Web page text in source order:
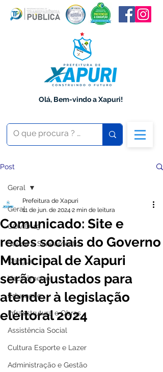
Olá, Bem-vindo a Xapuri!
Post
Geral
COVID-19
Saúde e Saneamento
Dengue
Vacinômetro
Educação
Infraestrutura e Obras
Assistência Social
Cultura Esporte e Lazer
Administração e Gestão
Geral
Comunicado: Site e
redes sociais do Governo
Municipal de Xapuri
serão ajustados para
atender à legislação
eleitoral 2024
Prefeitura de Xapuri
11 de jun. de 2024 2 min de leitura